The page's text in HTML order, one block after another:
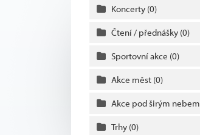
Koncerty (0)
Čtení / přednášky (0)
Sportovní akce (0)
Akce měst (0)
Akce pod širým nebem
Trhy (0)